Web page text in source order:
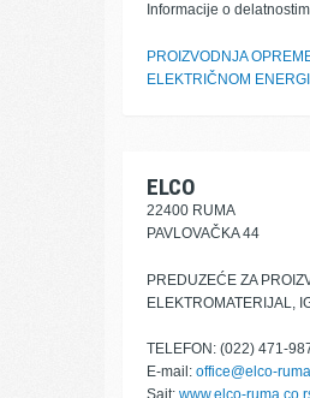
Informacije o
PROIZVODNJA
ELEKTRIČNOM
ELCO
22400 RUMA
PAVLOVAČKA 44
PREDUZEĆE ZA
ELEKTROMATERIJAL,
TELEFON: (022) 471-
E-mail: office@elco-
Sajt: www.elco-